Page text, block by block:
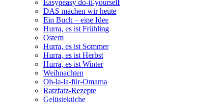
Easypeasy do-it-yourself
DAS machen wir heute
Ein Buch – eine Idee
Hurra, es ist Frühling
Ostern
Hurra, es ist Sommer
Hurra, es ist Herbst
Hurra, es ist Winter
Weihnachten
Oh-la-la-für-Omama
Ratzfatz-Rezepte
Gelüsteküche